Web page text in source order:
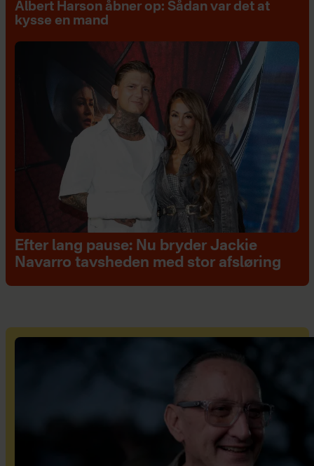
Albert Harson åbner op: Sådan var det at
kysse en mand
Efter lang pause: Nu bryder Jackie
Navarro tavsheden med stor afsløring